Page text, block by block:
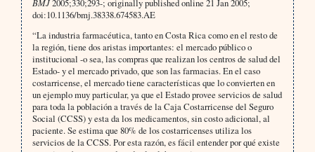
BMJ2005;330;293-; originally published online 21 Jan 2005;
doi:10.1136/bmj.38338.674583.AE
“La industria farmacéutica, tanto en Costa Rica como en el resto de
la región, tiene dos aristas importantes: el mercado público o
institucional -o sea, las compras que realizan los centros de salud del
Estado- y el mercado privado, que son las farmacias. En el caso
costarricense, el mercado tiene características que lo convierten en
un ejemplo muy particular, ya que el Estado provee servicios de salud
para toda la población a través de la Caja Costarricense del Seguro
Social (CCSS) y esta da los medicamentos, sin costo adicional, al
paciente. Se estima que 80% de los costarricenses utiliza los
servicios de la CCSS. Por esta razón, es fácil entender por qué existe